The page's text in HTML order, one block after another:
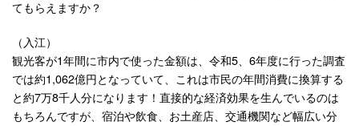
てもらえますか？
（入江）
観光客が1年間に市内で使った金額は、令和5、6年度に行った調査
では約1,062億円となっていて、これは市民の年間消費に換算する
と約7万8千人分になります！直接的な経済効果を生んでいるのは
もちろんですが、宿泊や飲食、お土産店、交通機関など幅広い分